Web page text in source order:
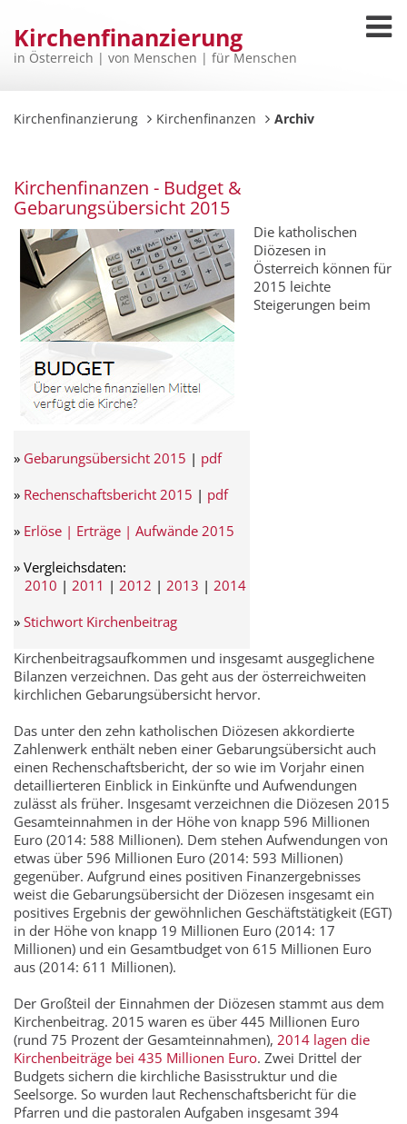
Kirchenfinanzierung
in Österreich | von Menschen | für Menschen
Kirchenfinanzierung Kirchenfinanzen Archiv
Kirchenfinanzen - Budget &
Gebarungsübersicht 2015
» Gebarungsübersicht 2015 | pdf
» Rechenschaftsbericht 2015 | pdf
» Erlöse | Erträge | Aufwände 2015
» Vergleichsdaten:
2010 | 2011 | 2012 | 2013 | 2014
» Stichwort Kirchenbeitrag
Die katholischen
Diözesen in
Österreich können für
2015 leichte
Steigerungen beim
Kirchenbeitragsaufkommen und insgesamt ausgeglichene
Bilanzen verzeichnen. Das geht aus der österreichweiten
kirchlichen Gebarungsübersicht hervor.
Das unter den zehn katholischen Diözesen akkordierte
Zahlenwerk enthält neben einer Gebarungsübersicht auch
einen Rechenschaftsbericht, der so wie im Vorjahr einen
detaillierteren Einblick in Einkünfte und Aufwendungen
zulässt als früher. Insgesamt verzeichnen die Diözesen 2015
Gesamteinnahmen in der Höhe von knapp 596 Millionen
Euro (2014: 588 Millionen). Dem stehen Aufwendungen von
etwas über 596 Millionen Euro (2014: 593 Millionen)
gegenüber. Aufgrund eines positiven Finanzergebnisses
weist die Gebarungsübersicht der Diözesen insgesamt ein
positives Ergebnis der gewöhnlichen Geschäftstätigkeit (EGT)
in der Höhe von knapp 19 Millionen Euro (2014: 17
Millionen) und ein Gesamtbudget von 615 Millionen Euro
aus (2014: 611 Millionen).
Der Großteil der Einnahmen der Diözesen stammt aus dem
Kirchenbeitrag. 2015 waren es über 445 Millionen Euro
(rund 75 Prozent der Gesamteinnahmen), 2014 lagen die
Kirchenbeiträge bei 435 Millionen Euro. Zwei Drittel der
Budgets sichern die kirchliche Basisstruktur und die
Seelsorge. So wurden laut Rechenschaftsbericht für die
Pfarren und die pastoralen Aufgaben insgesamt 394